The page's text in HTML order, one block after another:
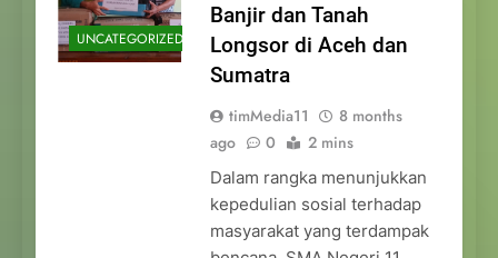
UNCATEGORIZED
Banjir dan Tanah
Longsor di Aceh dan
Sumatra
timMedia11
8 months
ago
0 2 mins
Dalam rangka menunjukkan
kepedulian sosial terhadap
masyarakat yang terdampak